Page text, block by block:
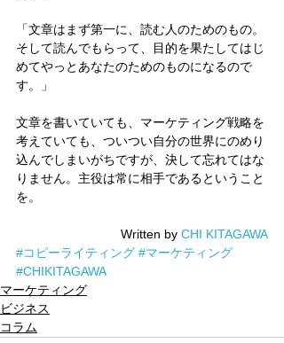
「文章はまず第一に、読む人のためのもの。
そして読んでもらって、目的を果たしてはじ
めてやっとあなたのためのものになるので
す。」
文章を書いていても、マーケティング戦略を
考えていても、ついつい自分の世界にのめり
込んでしまいがちですが、決して忘れてはな
りません。主役は常に相手であるということ
を。
Written by CHI KITAGAWA
#コピーライティング #マーケティング
#CHIKITAGAWA
マーケティング
ビジネス
コラム